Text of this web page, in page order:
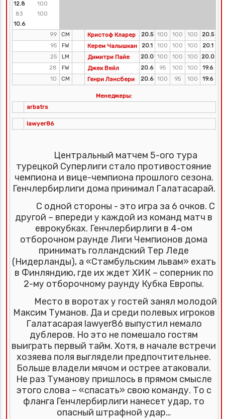
12.8
100
83
100
10.6
99
CM Кристоф Кларер 20.5 100 100 100
20.5
95
FW Керем Чалышкан 20.1 100 100 100
20.1
25
LM Димитри Пайе 20.0 100 100 100
20.0
28
FW Джек Вейл 20.6 95 100 100
19.6
10
CM Генри Лэнсбери 20.6 100 95 100 19.6
Менеджеры:
arbatrs
lawyer86
Центральный матчем 5-ого тура
турецкой Суперлиги стало противостояние
чемпиона и вице-чемпиона прошлого сезона.
Генчлербирлиги дома принимал Галатасарай.
С одной стороны - это игра за 6 очков. С
другой – впереди у каждой из команд матч в
еврокубках. Генчлербирлиги в 4-ом
отборочном раунде Лиги Чемпионов дома
принимать голландский Тер Леде
(Нидерланды), а «Стамбульским львам» ехать
в Финляндию, где их ждет ХИК – соперник по
2-му отборочному раунду Кубка Европы.
Место в воротах у гостей занял молодой
Максим Туманов. Да и среди полевых игроков
Галатасарая lawyer86 выпустил немало
дублеров. Но это не помешало гостям
выиграть первый тайм. Хотя, в начале встречи
хозяева поля выглядели предпочтительнее.
Больше владели мячом и острее атаковали.
Не раз Туманову пришлось в прямом смысле
этого слова – «спасать» свою команду. То с
фланга Генчлербирлиги нанесет удар, то
опасный штрафной удар…